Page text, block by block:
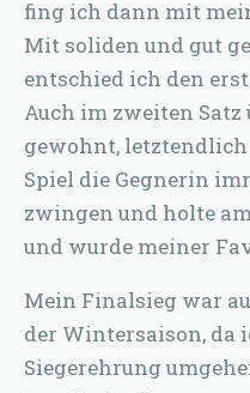
fing ich dann mit
Mit soliden und gut
entschied ich den
Auch im zweiten
gewohnt,
Spiel die Gegnerin
zwingen und holte
und wurde meiner
Mein Finalsieg war
der Wintersaison, da
Siegerehrung